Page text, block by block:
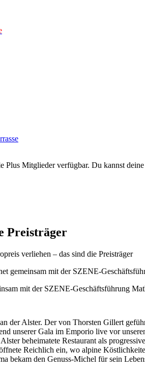
Plus Mitglieder verfügbar. Du kannst
Preisträger
verliehen – das sind die Preisträger
mit der SZENE-Geschäftsführung
der Alster. Der von Thorsten Gillert
unserer Gala im Emporio live vor
beheimatete Restaurant als
Reichlich ein, wo alpine
bekam den Genuss-Michel für sein